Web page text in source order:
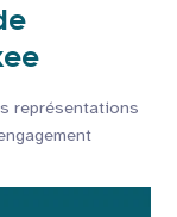
représentations